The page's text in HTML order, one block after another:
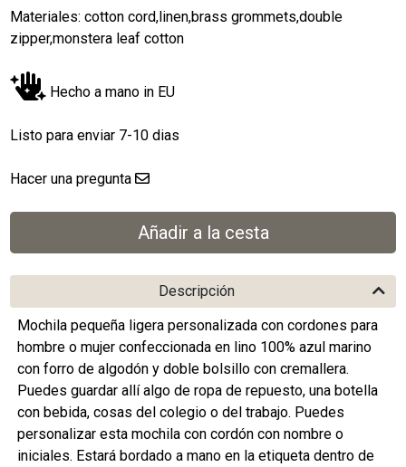
Materiales: cotton cord,linen,brass grommets,double
zipper,monstera leaf cotton
Hecho a mano in EU
Listo para enviar 7-10 dias
Hacer una pregunta
Descripción
Mochila pequeña ligera personalizada con cordones para
hombre o mujer confeccionada en lino 100% azul marino
con forro de algodón y doble bolsillo con cremallera.
Puedes guardar allí algo de ropa de repuesto, una botella
con bebida, cosas del colegio o del trabajo. Puedes
personalizar esta mochila con cordón con nombre o
iniciales. Estará bordado a mano en la etiqueta dentro de